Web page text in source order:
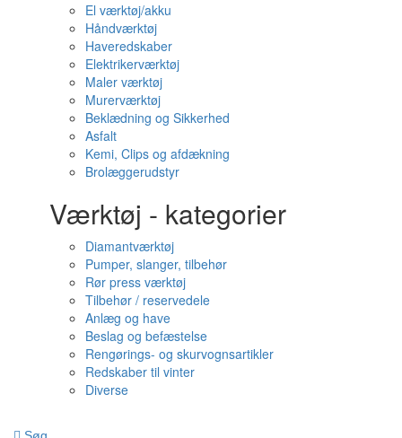
El værktøj/akku
Håndværktøj
Haveredskaber
Elektrikerværktøj
Maler værktøj
Murerværktøj
Beklædning og Sikkerhed
Asfalt
Kemi, Clips og afdækning
Brolæggerudstyr
Værktøj - kategorier
Diamantværktøj
Pumper, slanger, tilbehør
Rør press værktøj
Tilbehør / reservedele
Anlæg og have
Beslag og befæstelse
Rengørings- og skurvognsartikler
Redskaber til vinter
Diverse